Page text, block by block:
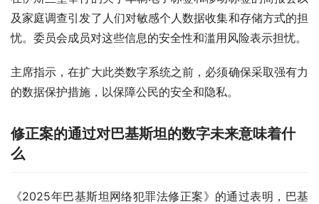
及家庭调查引发了人们对敏感个人数据收集和存储方式的担
忧。委员会成员对这些信息的安全性和滥用风险表示担忧。
主席指示，在扩大此类数字系统之前，必须确保采取强有力
的数据保护措施，以保障公民的安全和隐私。
修正案的通过对巴基斯坦的数字未来意味着什
么
《2025年巴基斯坦网络犯罪法修正案》的通过表明，巴基